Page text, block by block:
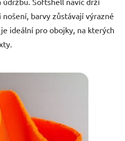
barvy zůstávají výrazné
ideální pro obojky, na kterých